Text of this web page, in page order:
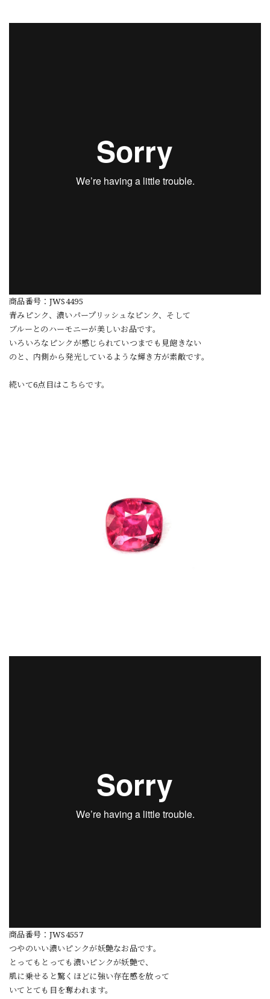
商品番号：JWS4495
青みピンク、濃いパープリッシュなピンク、そして
ブルーとのハーモニーが美しいお品です。
いろいろなピンクが感じられていつまでも見飽きない
のと、内側から発光しているような輝き方が素敵です。
続いて6点目はこちらです。
商品番号：JWS4557
つやのいい濃いピンクが妖艶なお品です。
とってもとっても濃いピンクが妖艶で、
肌に乗せると驚くほどに強い存在感を放って
いてとても目を奪われます。